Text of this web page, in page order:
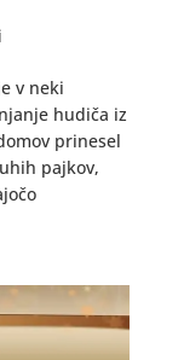
v neki
hudiča iz
prinesel
pajkov,